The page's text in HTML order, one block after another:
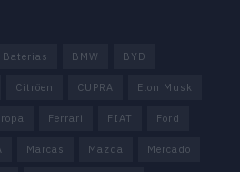
Baterias BMW BYD
Citröen CUPRA Elon Musk
Ferrari FIAT Ford
Marcas Mazda Mercado